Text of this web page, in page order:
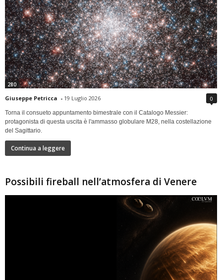
280
Giuseppe Petricca - 19 Luglio 2026 0
Torna il consueto appuntamento bimestrale con il Catalogo Messier:
protagonista di questa uscita è l'ammasso globulare M28, nella costellazione
del Sagittario.
Continua a leggere
Possibili fireball nell’atmosfera di Venere